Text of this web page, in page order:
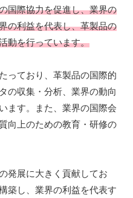
国際協力を促進し、業界の
の利益を代表し、革製品の
動を行っています。
っており、革製品の国際的
の収集・分析、業界の動向
ます。また、業界の国際会
向上のための教育・研修の
発展に大きく貢献してお
築し、業界の利益を代表す